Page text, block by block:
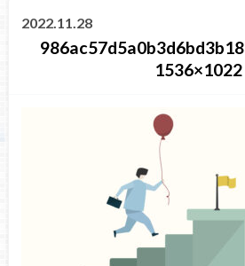
2022.11.28
1536×1022